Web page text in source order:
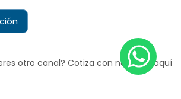
otro canal? Cotiza con nosotros aquí